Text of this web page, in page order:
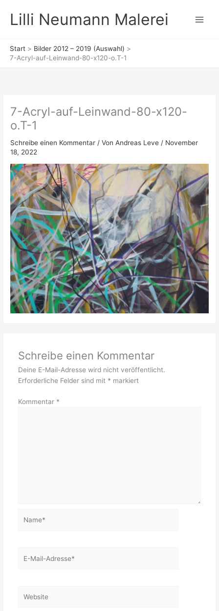
Inhalt
springen
Lilli Neumann Malerei
Start
Bilder 2012 – 2019 (Auswahl)
7-Acryl-auf-Leinwand-80-x120-o.T-1
7-Acryl-auf-Leinwand-80-x120-
o.T-1
Schreibe einen Kommentar / VonAndreas Leve / November
18, 2022
Schreibe einen Kommentar
Deine E-Mail-Adresse wird nicht veröffentlicht.
Erforderliche Felder sind mit * markiert
Kommentar *
Mail-